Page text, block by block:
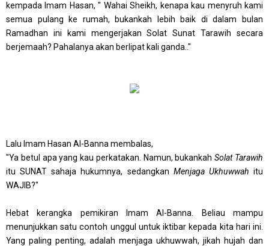
kempada Imam Hasan, " Wahai Sheikh, kenapa kau menyruh kami
semua pulang ke rumah, bukankah lebih baik di dalam bulan
Ramadhan ini kami mengerjakan Solat Sunat Tarawih secara
berjemaah? Pahalanya akan berlipat kali ganda.."
Lalu Imam Hasan Al-Banna membalas,
"Ya betul apa yang kau perkatakan. Namun, bukankahSolat Tarawih
itu SUNAT sahaja hukumnya, sedangkan Menjaga Ukhuwwah itu
WAJIB?"
Hebat kerangka pemikiran Imam Al-Banna. Beliau mampu
menunjukkan satu contoh unggul untuk iktibar kepada kita hari ini.
Yang paling penting, adalah menjaga ukhuwwah, jikah hujah dan